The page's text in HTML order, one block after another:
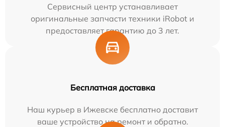
Сервисный центр устанавливает
оригинальные запчасти техники iRobot и
предоставляет гарантию до 3 лет.
Бесплатная доставка
Наш курьер в Ижевске бесплатно доставит
ваше устройство на ремонт и обратно.